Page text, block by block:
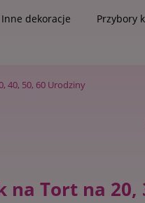
Inne dekoracje Przybory
40, 50, 60 Urodziny
wzorów
na Tort na